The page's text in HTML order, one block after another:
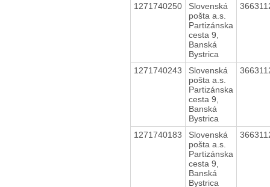
1271740250
Slovenská
pošta a.s.
Partizánska
cesta 9,
Banská
Bystrica
1271740243
Slovenská
pošta a.s.
Partizánska
cesta 9,
Banská
Bystrica
1271740183
Slovenská
pošta a.s.
Partizánska
cesta 9,
Banská
Bystrica